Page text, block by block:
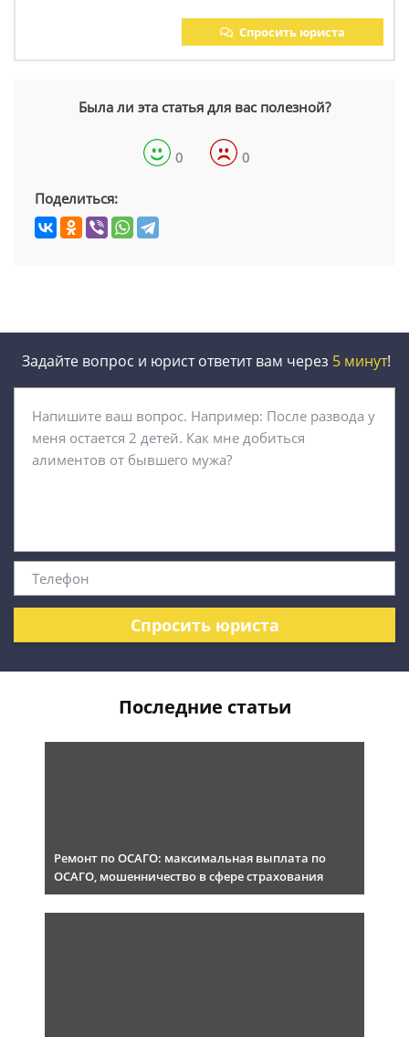
Спросить юриста
Была ли эта статья для вас полезной?
0 0
Поделиться:
Задайте вопрос и юрист ответит вам через 5 минут!
Спросить юриста
Последние статьи
Ремонт по ОСАГО: максимальная выплата по
ОСАГО, мошенничество в сфере страхования